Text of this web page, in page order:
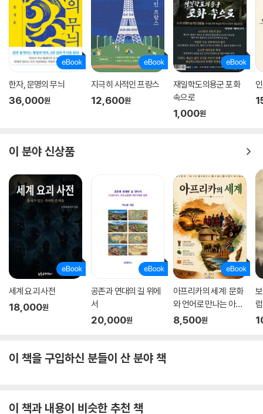
면, 메밀면으로 만든 국수를 고기, 해산물 및 채소와 함께 볶은 요리를 통칭
한다. 7640개 섬으로 이루어진 필리핀에서 빤싯의 대중화는 곧 다양화를
의미한다. 필리핀, 특히 루손 지역은 약 7세기부터 중국과 유럽의 상인들
이 모여드는 동서양 문화 교류의 거점 지역이었다. 덕분에 “필리핀 음식은
말레이 정착민이 주재료를 준비하고, 중국인이 양념하고, 스페인 사람이
리핀의 음식 문화는 다양성을 적극적으로 포용한 필리핀의 역사를 반영하
고 있다.
밥에 올려 먹는 일종의 덮밥 요리다. 힌두교에서는 예로부터 홀리 바질을
의 동북부를 지배하던 1000년 전에도 힌두교는 동남아시아에 널리 전파
되어 있었다. 제국주의 시대에 인도인들의 태국 이주가 끊임없이 이어지면
서 힌두교 문화와 태국의 불교 문화가 자연스럽게 결합되었는데, 팟 끄라
파오는 그 결과물 중 하나다.
다양성과 화합을 상징하는 동남아의 음식들과는 반대로, 생선 수프 ‘모힝
가’는 군부 독재와 고립이라는 미얀마의 안타까운 현실을 적나라하게 확인
해 주는 요리다. 미얀마는 동남아시아에서 두 번째로 큰 나라답게 역사가
길고 문화유산도 많지만 잔혹하고도 끈질긴 군부 독재 때문에 미얀마 문화
와 평범한 사람들의 일상 이야기는 잘 들을 수 없다. 특히 2021년 2월에 일
어난 군부 쿠데타 이후 미얀마는 동남아시아 국가들 사이에서, 그리고 전
다.
‘아도보’…
한자, 문명의 무늬
36,000원
지극히 사적인 프랑스
12,600원
재일학도의용군 포화
속으로
1,000원
이 분야 신상품
세계 요괴 사전
18,000원
공존과 연대의 길 위에
서
20,000원
아프리카의 세계: 문화
와 언어로 만나는 아프
리카
8,500원
이 책을 구입하신 분들이 산 분야 책
이 책과 내용이 비슷한 추천 책